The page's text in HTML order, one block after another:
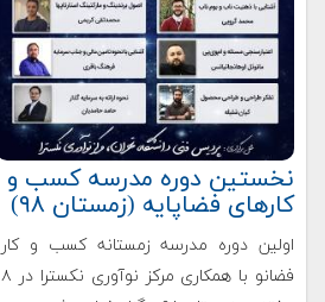
نخستین دوره مدرسه کسب و
کارهای فضاپایه (زمستان ۹۸)
اولین دوره مدرسه زمستانه کسب و کار
فضانو با همکاری مرکز نوآوری نکسترا در ۸